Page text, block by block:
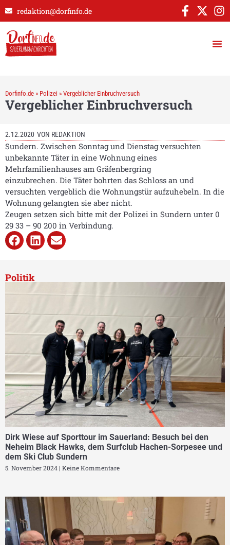
redaktion@dorfinfo.de
Dorfinfo.de » Polizei » Vergeblicher Einbruchversuch
Vergeblicher Einbruchversuch
2.12.2020 VON REDAKTION
Sundern. Zwischen Sonntag und Dienstag versuchten
unbekannte Täter in eine Wohnung eines
Mehrfamilienhauses am Gräfenbergring
einzubrechen. Die Täter bohrten das Schloss an und
versuchten vergeblich die Wohnungstür aufzuhebeln. In die
Wohnung gelangten sie aber nicht.
Zeugen setzen sich bitte mit der Polizei in Sundern unter 0
29 33 – 90 200 in Verbindung.
Politik
Dirk Wiese auf Sporttour im Sauerland: Besuch bei den
Neheim Black Hawks, dem Surfclub Hachen-Sorpesee und
dem Ski Club Sundern
5. November 2024 Keine Kommentare